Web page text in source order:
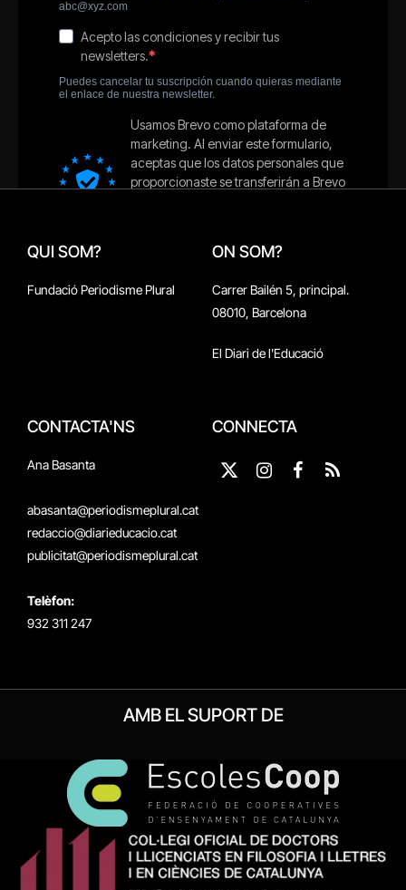
QUI SOM?
Fundació Periodisme Plural
ON SOM?
Carrer Bailén 5, principal.
08010, Barcelona
El Diari de l'Educació
CONTACTA'NS
Ana Basanta
abasanta@periodismeplural.cat
redaccio@diarieducacio.cat
publicitat@periodismeplural.cat
Telèfon:
932 311 247
CONNECTA
X
InstagramFacebook
RSS
AMB EL SUPORT DE